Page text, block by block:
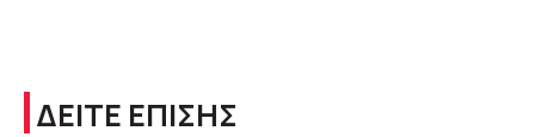
ΔΕΙΤΕ ΕΠΙΣΗΣ